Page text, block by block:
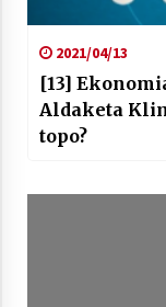
2021/04/13
[13] Ekonomia Sozial Eraldatzailea eta
Aldaketa
topo?